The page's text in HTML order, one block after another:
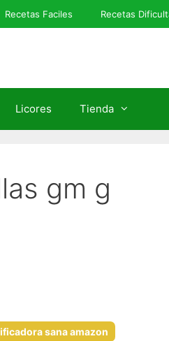
Recetas Faciles Recetas
Licores Tienda
gm g
sana amazon